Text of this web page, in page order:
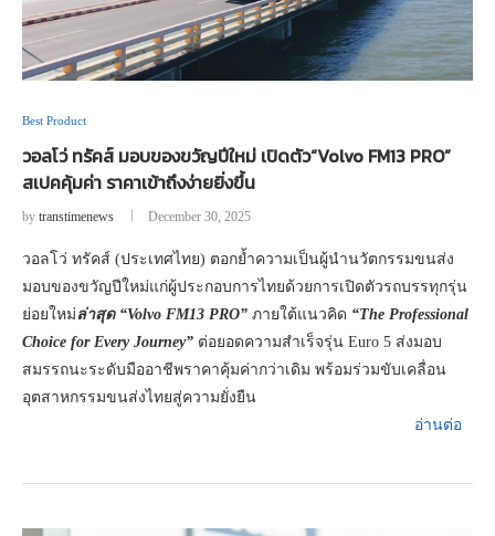
Best Product
วอลโว่ ทรัคส์ มอบของขวัญปีใหม่ เปิดตัว“Volvo FM13 PRO”
สเปคคุ้มค่า ราคาเข้าถึงง่ายยิ่งขึ้น
by transtimenews December 30, 2025
วอลโว่ ทรัคส์ (ประเทศไทย) ตอกย้ำความเป็นผู้นำนวัตกรรมขนส่ง
มอบของขวัญปีใหม่แก่ผู้ประกอบการไทยด้วยการเปิดตัวรถบรรทุกรุ่น
ย่อยใหม่ ล่าสุด “Volvo FM13 PRO” ภายใต้แนวคิด “The Professional
Choice for Every Journey” ต่อยอดความสำเร็จรุ่น Euro 5 ส่งมอบ
สมรรถนะระดับมืออาชีพราคาคุ้มค่ากว่าเดิม พร้อมร่วมขับเคลื่อน
อุตสาหกรรมขนส่งไทยสู่ความยั่งยืน
อ่านต่อ